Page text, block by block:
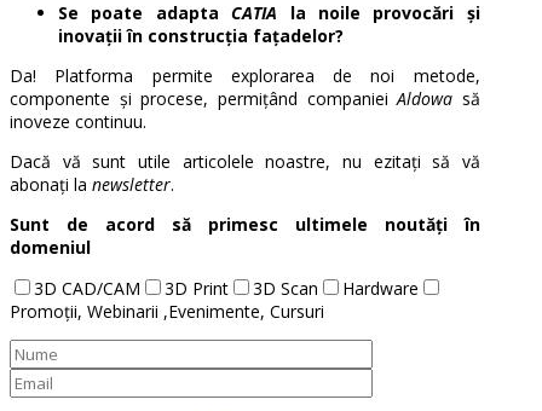
Se poate adaptaCATIA la noile provocări și
inovații în construcția fațadelor?
Da! Platforma permite explorarea de noi metode,
componente și procese, permițând companieiAldowa să
inoveze continuu.
Dacă vă sunt utile articolele noastre, nu ezitați să vă
abonați la newsletter.
Sunt de acord să primesc ultimele noutăți în
domeniul
3D CAD/CAM
3D Print 3D Scan
Hardware
Promoții, Webinarii ,Evenimente, Cursuri